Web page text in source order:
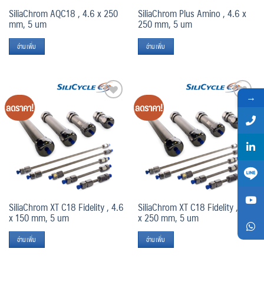
SiliaChrom AQC18 , 4.6 x 250
mm, 5 um
อ่านเพิ่ม
SiliaChrom Plus Amino , 4.6 x
250 mm, 5 um
อ่านเพิ่ม
ลดราคา! to
wishlist
SiliaChrom XT C18 Fidelity , 4.6
x 150 mm, 5 um
อ่านเพิ่ม
ลดราคา! to
wishlist
SiliaChrom XT C18 Fidelity , 4.6
x 250 mm, 5 um
อ่านเพิ่ม
→